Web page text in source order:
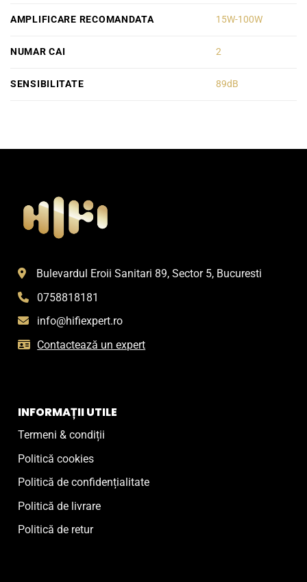
AMPLIFICARE RECOMANDATA 15W-100W
NUMAR CAI 2
SENSIBILITATE 89dB
Bulevardul Eroii Sanitari 89, Sector 5, Bucuresti
0758818181
info@hifiexpert.ro
Contactează un expert
INFORMAȚII UTILE
Termeni & condiții
Politică cookies
Politică de confidențialitate
Politică de livrare
Politică de retur